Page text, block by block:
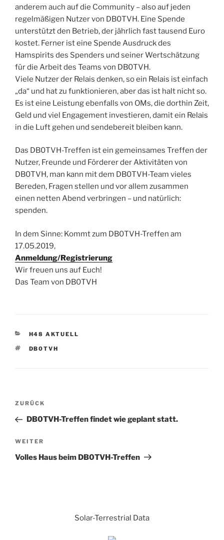
anderem auch auf die Community – also auf jeden
regelmäßigen Nutzer von DB0TVH. Eine Spende
unterstützt den Betrieb, der jährlich fast tausend Euro
kostet. Ferner ist eine Spende Ausdruck des
Hamspirits des Spenders und seiner Wertschätzung
für die Arbeit des Teams von DB0TVH.
Viele Nutzer der Relais denken, so ein Relais ist einfach
„da“ und hat zu funktionieren, aber das ist halt nicht so.
Es ist eine Leistung ebenfalls von OMs, die dorthin Zeit,
Geld und viel Engagement investieren, damit ein Relais
in die Luft gehen und sendebereit bleiben kann.
Das DB0TVH-Treffen ist ein gemeinsames Treffen der
Nutzer, Freunde und Förderer der Aktivitäten von
DB0TVH, man kann mit dem DB0TVH-Team vieles
Bereden, Fragen stellen und vor allem zusammen
einen netten Abend verbringen – und natürlich:
spenden.
In dem Sinne: Kommt zum DB0TVH-Treffen am
17.05.2019,
Anmeldung/Registrierung
Wir freuen uns auf Euch!
Das Team von DB0TVH
KATEGORIEN
H48 AKTUELL
SCHLAGWÖRTER
DB0TVH
Beitrags-
Vorheriger
Beitrag
ZURÜCK
DB0TVH-Treffen findet wie geplant statt.
Nächster
Beitrag
WEITER
Volles Haus beim DB0TVH-Treffen
Solar-Terrestrial Data